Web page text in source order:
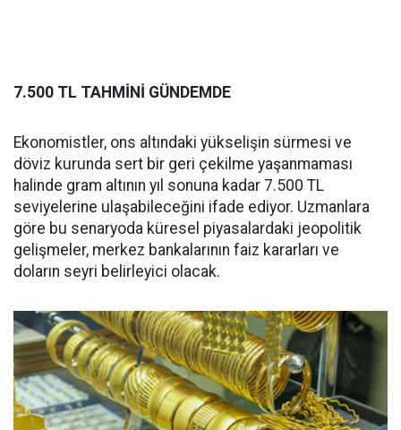
7.500 TL TAHMİNİ GÜNDEMDE
Ekonomistler, ons altındaki yükselişin sürmesi ve
döviz kurunda sert bir geri çekilme yaşanmaması
halinde gram altının yıl sonuna kadar 7.500 TL
seviyelerine ulaşabileceğini ifade ediyor. Uzmanlara
göre bu senaryoda küresel piyasalardaki jeopolitik
gelişmeler, merkez bankalarının faiz kararları ve
doların seyri belirleyici olacak.